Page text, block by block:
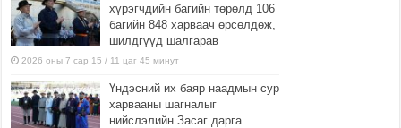
хүрэгчдийн багийн төрөлд 106
багийн 848 харваач өрсөлдөж,
шилдгүүд шалгарав
2026 оны 7 сар 15 / 11 цаг 45 минут
Үндэсний их баяр наадмын сур
харвааны шагналыг
нийслэлийн Засаг дарга